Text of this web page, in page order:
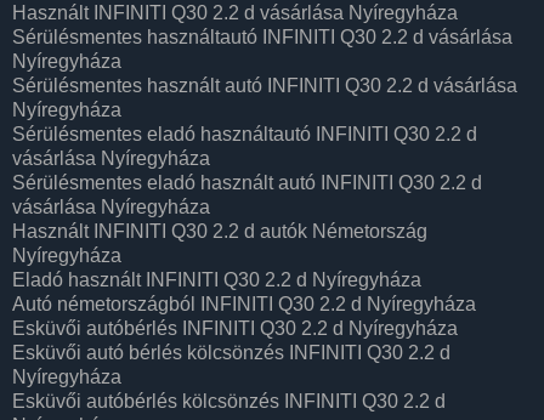
Használt INFINITI Q30 2.2 d vásárlása Nyíregyháza
Sérülésmentes használtautó INFINITI Q30 2.2 d vásárlása
Nyíregyháza
Sérülésmentes használt autó INFINITI Q30 2.2 d vásárlása
Nyíregyháza
Sérülésmentes eladó használtautó INFINITI Q30 2.2 d
vásárlása Nyíregyháza
Sérülésmentes eladó használt autó INFINITI Q30 2.2 d
vásárlása Nyíregyháza
Használt INFINITI Q30 2.2 d autók Németország
Nyíregyháza
Eladó használt INFINITI Q30 2.2 d Nyíregyháza
Autó németországból INFINITI Q30 2.2 d Nyíregyháza
Esküvői autóbérlés INFINITI Q30 2.2 d Nyíregyháza
Esküvői autó bérlés kölcsönzés INFINITI Q30 2.2 d
Nyíregyháza
Esküvői autóbérlés kölcsönzés INFINITI Q30 2.2 d